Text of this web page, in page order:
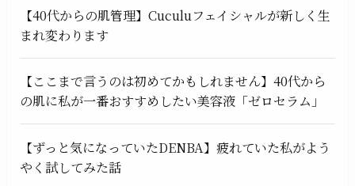
【40代からの肌管理】Cuculuフェイシャルが新しく生
まれ変わります
【ここまで言うのは初めてかもしれません】40代から
の肌に私が一番おすすめしたい美容液「ゼロセラム」
【ずっと気になっていたDENBA】疲れていた私がよう
やく試してみた話